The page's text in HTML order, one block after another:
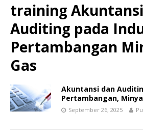
training
Auditing pada
Pertambangan
Gas
Akuntansi dan
Pertambangan,
September 26, 2025